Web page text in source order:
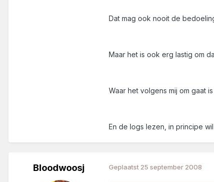
Dat mag ook nooit de
Maar het is ook erg lastig om
Waar het volgens mij om gaat
En de logs lezen, in principe
Bloodwoosj Geplaatst 25 september 2008